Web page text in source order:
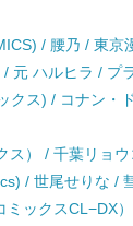
/ 腰乃 / 東京
元 ハルヒラ / プ
クス) / コナン・
ス） / 千葉リョ
/ 世尾せりな /
ックスCL−DX